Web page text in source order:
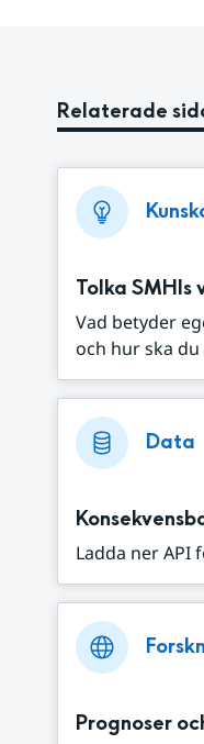
Relaterade
Tolka
Vad betyder
och hur ska
Data
Ladda ner API
Prognoser